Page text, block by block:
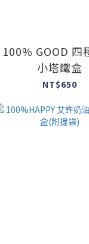
100% GOOD 四種餅乾
小塔鐵盒
NT$650